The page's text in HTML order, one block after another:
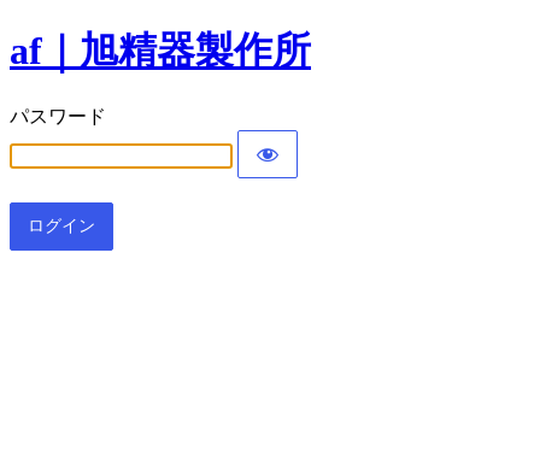
af｜旭精器製作所
パスワード